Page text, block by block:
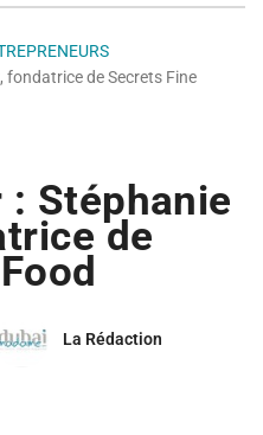
fondatrice de Secrets Fine
Stéphanie
de
La Rédaction